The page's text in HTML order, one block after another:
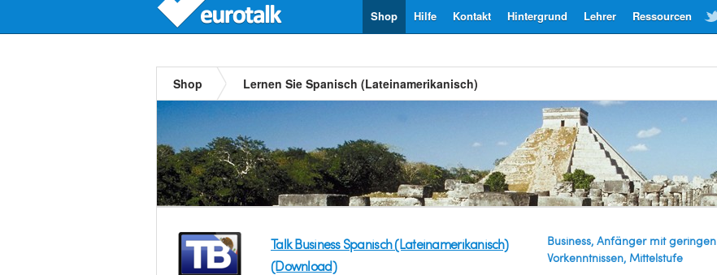
Ressourcen
Lehrer
Hintergrund
Kontakt
Hilfe
Shop
Shop Lernen Sie Spanisch (Lateinamerikanisch)
Talk Business Spanisch (Lateinamerikanisch)
(Download)
Business, Anfänger mit geringen
Vorkenntnissen, Mittelstufe